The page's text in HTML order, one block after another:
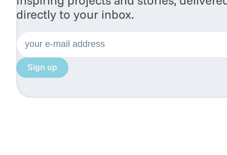
directly to your inbox.
Sign up